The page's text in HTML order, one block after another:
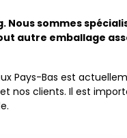
Nous sommes
autre emballage
Pays-Bas est
nos clients. Il est